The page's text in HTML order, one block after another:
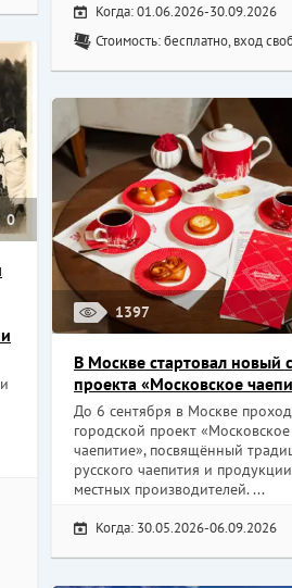
Когда: 01.06.2026-30.09.2026
Стоимость: бесплатно, вход
0
1397
В Москве стартовал новый
проекта «Московское
До 6 сентября в Москве
городской проект «Московское
чаепитие», посвящённый
русского чаепития и продукции
местных производителей. ...
Когда: 30.05.2026-06.09.2026